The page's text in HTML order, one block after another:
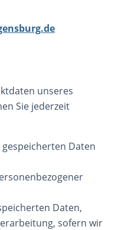
unseres
Sie jederzeit
Daten
Daten,
sofern wir